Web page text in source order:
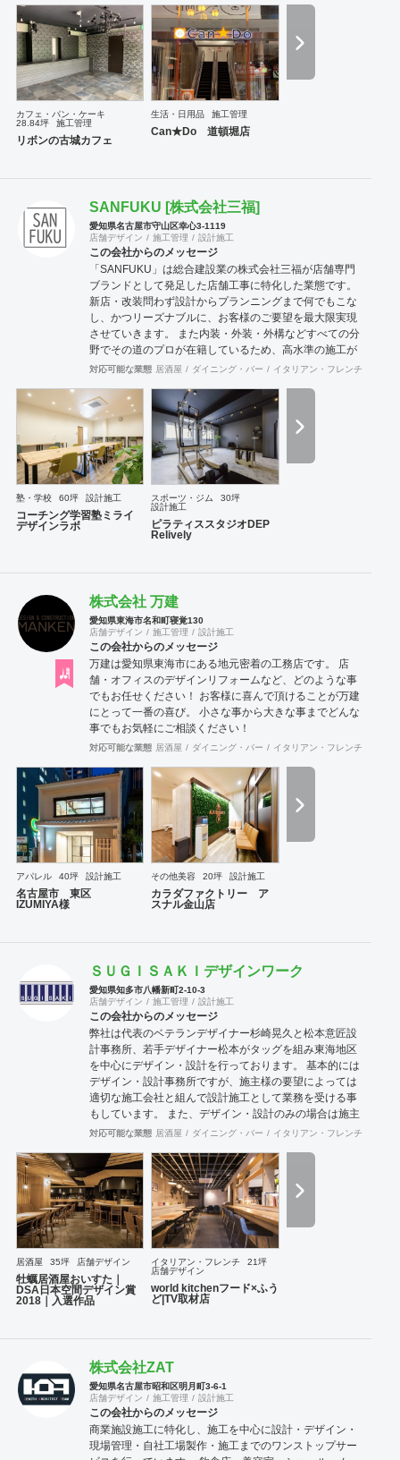
他：道具商 愛知県公安委員会許可 第542642304700
号
カフェ・パン・ケーキ
28.84坪
施工管理
リボンの古城カフェ
生活・日用品 施工管理
Can★Do 道頓堀店
SANFUKU [株式会社三福]
愛知県名古屋市守山区幸心3-1119
店舗デザイン
施工管理 設計施工
この会社からのメッセージ
「SANFUKU」は総合建設業の株式会社三福が店舗専門
ブランドとして発足した店舗工事に特化した業態です。
新店・改装問わず設計からプランニングまで何でもこな
し、かつリーズナブルに、お客様のご要望を最大限実現
させていきます。 また内装・外装・外構などすべての分
野でその道のプロが在籍しているため、高水準の施工が
可能です。 出来上がった時に綺麗なのは当たり前！腕の
SANFUKUの職人は施工力だけでなくコミニケーション
力に優れています。 お客様が安心してオープンできるよ
うきめ細やかな対応を心がけています。
対応可能な業態 居酒屋 ダイニング・バー イタリアン・フレンチ
塾・学校 60坪 設計施工
コーチング学習塾ミライ
デザインラボ
スポーツ・ジム
30坪
設計施工
ピラティススタジオDEP
Relively
株式会社 万建
愛知県東海市名和町寝覚130
店舗デザイン
施工管理 設計施工
この会社からのメッセージ
万建は愛知県東海市にある地元密着の工務店です。 店
舗・オフィスのデザインリフォームなど、どのような事
でもお任せください！ お客様に喜んで頂けることが万建
にとって一番の喜び。 小さな事から大きな事までどんな
事でもお気軽にご相談ください！
対応可能な業態 居酒屋 ダイニング・バー イタリアン・フレンチ
アパレル 40坪 設計施工
名古屋市 東区
IZUMIYA様
その他美容 20坪 設計施工
カラダファクトリー ア
スナル金山店
ＳＵＧＩＳＡＫＩデザインワーク
愛知県知多市八幡新町2-10-3
店舗デザイン
施工管理 設計施工
この会社からのメッセージ
弊社は代表のベテランデザイナー杉崎晃久と松本意匠設
計事務所、若手デザイナー松本がタッグを組み東海地区
を中心にデザイン・設計を行っております。 基本的には
デザイン・設計事務所ですが、施主様の要望によっては
適切な施工会社と組んで設計施工として業務を受ける事
もしています。 また、デザイン・設計のみの場合は施主
様に代わりデザイン事務所として現場監理をさせていた
にて入選【物件名：牡蠣居酒屋おいすた】
http://www.dsa.or.jp/award/award2018/p/?
status=selected&category=C 弊社にて店舗名から内外装
までトータルで手掛けた飲食店が朝の報道番組にてテレ
ビ取材を受ける【物件名：world kitchenフード×ふう
ど】 https://www.nagoyatv.com/dode/program-
corner/marche_fri/korekuru/entry-17646.html
対応可能な業態 居酒屋 ダイニング・バー イタリアン・フレンチ
居酒屋 35坪 店舗デザイン
牡蠣居酒屋おいすた｜
DSA日本空間デザイン賞
2018｜入選作品
イタリアン・フレンチ
21坪
店舗デザイン
world kitchenフード×ふう
ど|TV取材店
株式会社ZAT
愛知県名古屋市昭和区明月町3-6-1
店舗デザイン
施工管理 設計施工
この会社からのメッセージ
商業施設施工に特化し、施工を中心に設計・デザイン・
現場管理・自社工場製作・施工までのワンストップサー